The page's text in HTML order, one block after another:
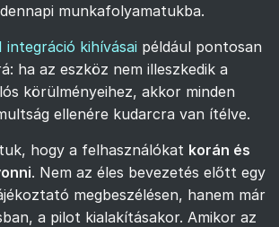
munkafolyamatukba.
kihívásai például pontosan
ha az eszköz nem illeszkedik a
körülményeihez, akkor minden
ellenére kudarcra van ítélve.
hogy a felhasználókat korán és
. Nem az éles bevezetés előtt egy
megbeszélésen, hanem már
a pilot kialakításakor. Amikor az